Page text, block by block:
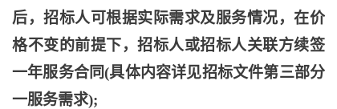
后，招标人可根据实际需求及服务情况，在价
格不变的前提下，招标人或招标人关联方续签
一年服务合同(具体内容详见招标文件第三部分
一服务需求);